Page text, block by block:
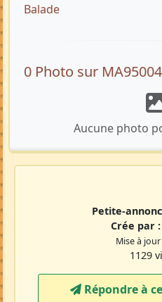
Balade
0 Photo sur MA95004
Aucune photo
Petite-
Crée par :
Mise à
1129
Répondre à